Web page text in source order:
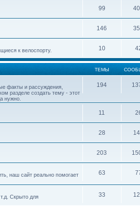
99
146
к велоспорту. 10
ТЕМЫ
факты и рассуждения,
разделе создать тему - этот
нужно.
194
11
28
203
наш сайт реально помогает
63
Скрыто для
33